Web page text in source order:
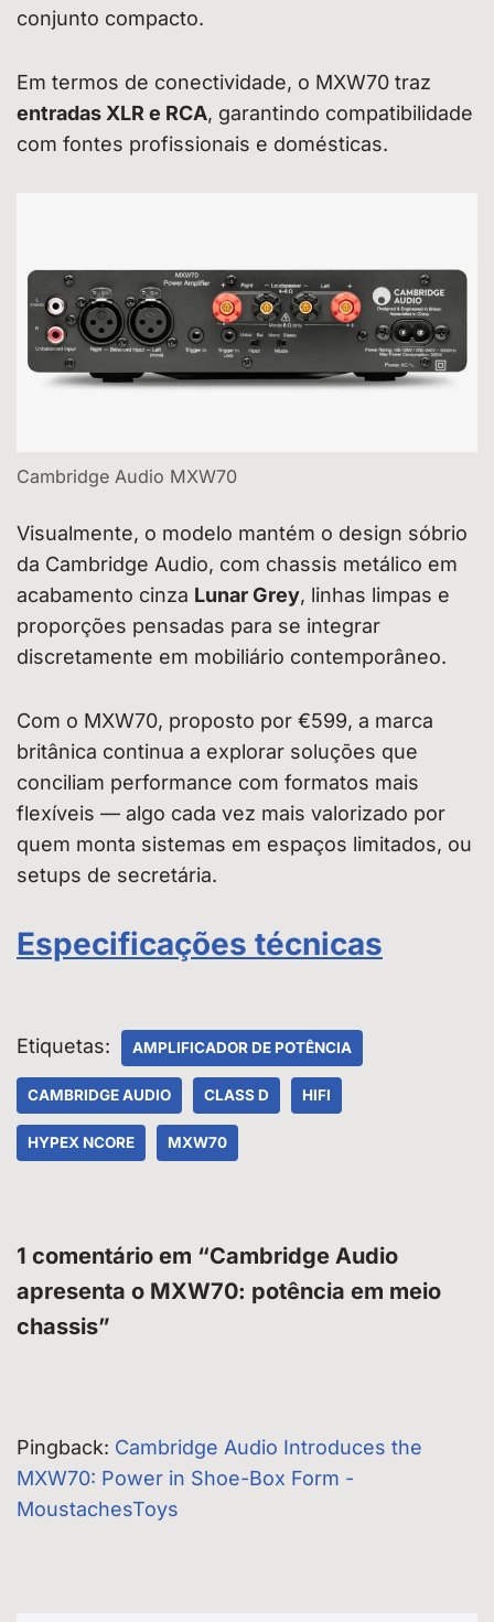
conjunto compacto.
Em termos de conectividade, o MXW70 traz
entradas XLR e RCA, garantindo compatibilidade
com fontes profissionais e domésticas.
Cambridge Audio MXW70
Visualmente, o modelo mantém o design sóbrio
da Cambridge Audio, com chassis metálico em
acabamento cinza Lunar Grey, linhas limpas e
proporções pensadas para se integrar
discretamente em mobiliário contemporâneo.
Com o MXW70, proposto por €599, a marca
britânica continua a explorar soluções que
conciliam performance com formatos mais
flexíveis — algo cada vez mais valorizado por
quem monta sistemas em espaços limitados, ou
setups de secretária.
Especificações técnicas
Etiquetas: AMPLIFICADOR DE POTÊNCIA
CAMBRIDGE AUDIO CLASS D HIFI
HYPEX NCORE MXW70
1 comentário em “Cambridge Audio
apresenta o MXW70: potência em meio
chassis”
Pingback: Cambridge Audio Introduces the
MXW70: Power in Shoe-Box Form -
MoustachesToys